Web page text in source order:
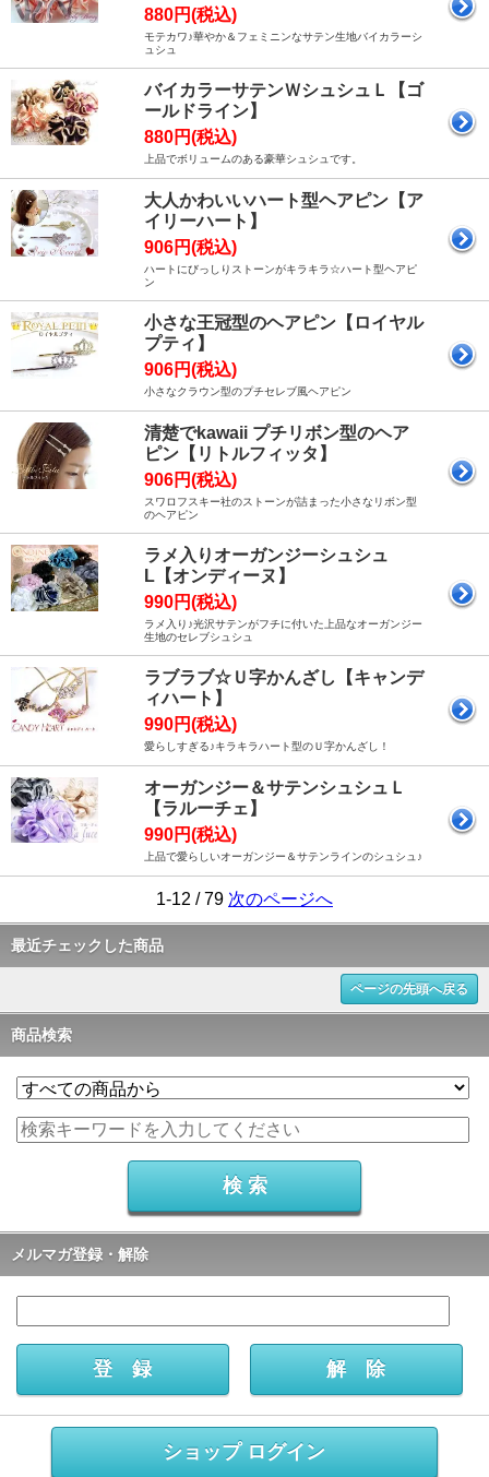
880円(税込)
モテカワ♪華やか＆フェミニンなサテン生地バイカラーシ
ュシュ
バイカラーサテンＷシュシュＬ【ゴ
ールドライン】
880円(税込)
上品でボリュームのある豪華シュシュです。
大人かわいいハート型ヘアピン【ア
イリーハート】
906円(税込)
ハートにびっしりストーンがキラキラ☆ハート型ヘアピ
ン
小さな王冠型のヘアピン【ロイヤル
プティ】
906円(税込)
小さなクラウン型のプチセレブ風ヘアピン
清楚でkawaii プチリボン型のヘア
ピン【リトルフィッタ】
906円(税込)
スワロフスキー社のストーンが詰まった小さなリボン型
のヘアピン
ラメ入りオーガンジーシュシュ
L【オンディーヌ】
990円(税込)
ラメ入り♪光沢サテンがフチに付いた上品なオーガンジー
生地のセレブシュシュ
ラブラブ☆Ｕ字かんざし【キャンデ
ィハート】
990円(税込)
愛らしすぎる♪キラキラハート型のＵ字かんざし！
オーガンジー＆サテンシュシュＬ
【ラルーチェ】
990円(税込)
上品で愛らしいオーガンジー＆サテンラインのシュシュ♪
1-12 / 79 次のページへ
最近チェックした商品
ページの先頭へ戻る
商品検索
メルマガ登録・解除
ショップ ログイン